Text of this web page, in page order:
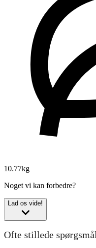
10.77kg
Noget vi kan forbedre?
Lad os vide!
Ofte stillede spørgsmål